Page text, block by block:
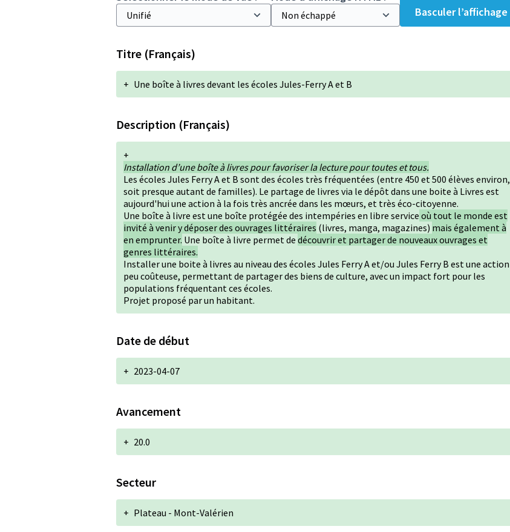
Basculer l’affichage
Titre (Français)
+ Une boîte à livres devant les écoles Jules-Ferry A et B
Description (Français)
+
Installation d’une boîte à livres pour favoriser la lecture pour toutes et tous.
Les écoles Jules Ferry A et B sont des écoles très fréquentées (entre 450 et 500 élèves environ,
soit presque autant de familles). Le partage de livres via le dépôt dans une boite à Livres est
aujourd'hui une action à la fois très ancrée dans les mœurs, et très éco-citoyenne.
Une boîte à livre est une boîte protégée des intempéries en libre service où tout le monde est
invité à venir y déposer des ouvrages littéraires (livres, manga, magazines) mais également à
en emprunter. Une boîte à livre permet de découvrir et partager de nouveaux ouvrages et
genres littéraires.
Installer une boite à livres au niveau des écoles Jules Ferry A et/ou Jules Ferry B est une action
peu coûteuse, permettant de partager des biens de culture, avec un impact fort pour les
populations fréquentant ces écoles.
Projet proposé par un habitant.
Date de début
+ 2023-04-07
Avancement
+ 20.0
Secteur
+ Plateau - Mont-Valérien